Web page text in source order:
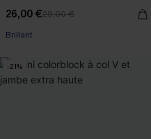
26,00 €29,00 €
Brillant
-21%